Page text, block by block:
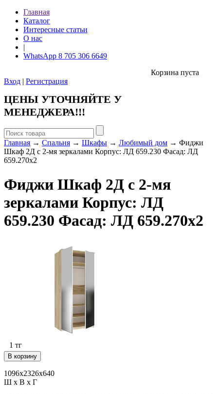
Главная
Каталог
Интересные статьи
О нас
|
WhatsApp 8 705 306 6649
Корзина пуста
Вход | Регистрация
ЦЕНЫ УТОЧНЯЙТЕ У
МЕНЕДЖЕРА!!!
Главная → Спальня → Шкафы → Любимый дом → Фиджи
Шкаф 2Д с 2-мя зеркалами Корпус: ЛД 659.230 Фасад: ЛД
659.270х2
Фиджи Шкаф 2Д с 2-мя
зеркалами Корпус: ЛД
659.230 Фасад: ЛД 659.270х2
1 тг
В корзину
1096х2326х640
Ш х В х Г